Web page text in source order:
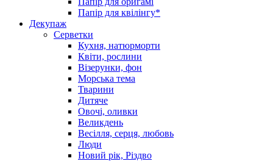
Папір для квілінгу*
Декупаж
Серветки
Кухня, натюрморти
Квіти, рослини
Візерунки, фон
Морська тема
Тварини
Дитяче
Овочі, оливки
Великдень
Весілля, серця, любовь
Люди
Новий рік, Різдво